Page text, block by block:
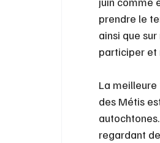
prendre le
ainsi que
participer et
La
des Métis
regardant